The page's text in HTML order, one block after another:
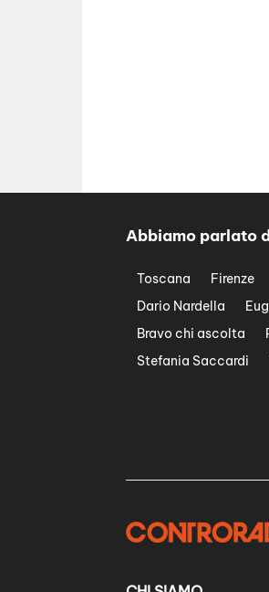
Abbiamo parlato
Toscana Firenze
Dario Nardella
Bravo chi ascolta
Stefania Saccardi